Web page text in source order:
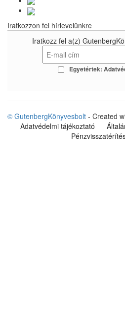
Iratkozzon fel hírlevelünkre
Iratkozz fel a(z)
Egyetértek:
© GutenbergKönyvesbolt - Created
Adatvédelmi tájékoztató